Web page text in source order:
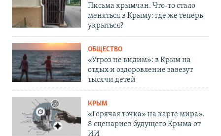
Письма крымчан. Что-то стало
меняться в Крыму: где же теперь
укрыться?
ОБЩЕСТВО
«Угроз не видим»: в Крым на
отдых и оздоровление завезут
тысячи детей
КРЫМ
«Горячая точка» на карте мира».
8 сценариев будущего Крыма от
ИИ